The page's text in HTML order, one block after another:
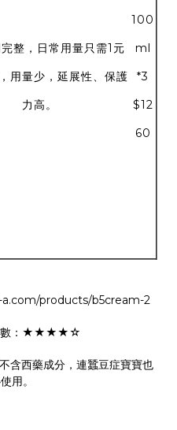
整，日常用量只需1元
用量少，延展性、保護
力高。
100
ml
*3
$12
60
products/b5cream-2
藥成分，連蠶豆症寶寶也
用。